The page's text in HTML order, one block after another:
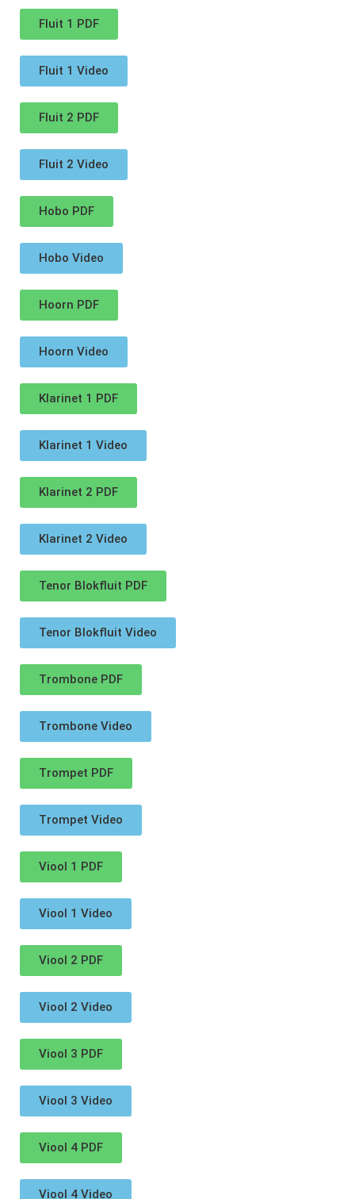
Fluit 1 PDF
Fluit 1 Video
Fluit 2 PDF
Fluit 2 Video
Hobo PDF
Hobo Video
Hoorn PDF
Hoorn Video
Klarinet 1 PDF
Klarinet 1 Video
Klarinet 2 PDF
Klarinet 2 Video
Tenor Blokfluit PDF
Tenor Blokfluit Video
Trombone PDF
Trombone Video
Trompet PDF
Trompet Video
Viool 1 PDF
Viool 1 Video
Viool 2 PDF
Viool 2 Video
Viool 3 PDF
Viool 3 Video
Viool 4 PDF
Viool 4 Video